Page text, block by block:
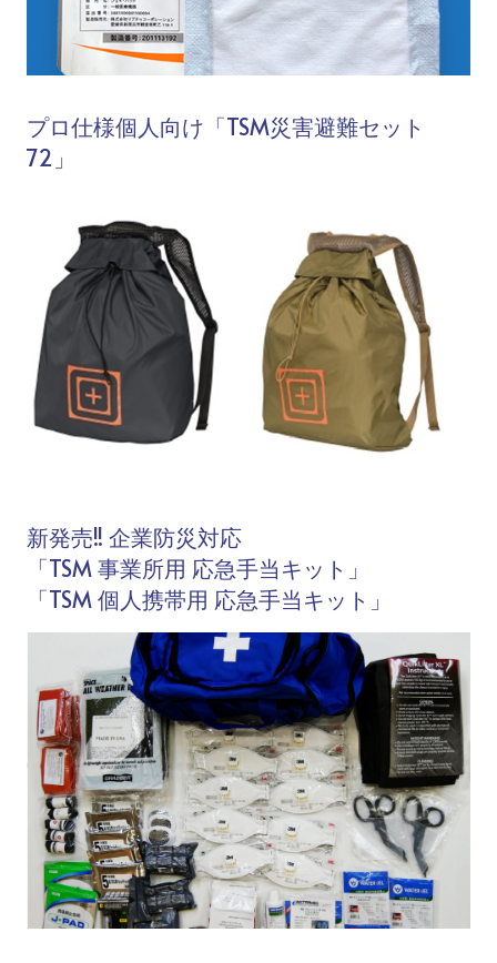
プロ仕様個人向け「TSM災害避難セット
72」
新発売!! 企業防災対応
「TSM 事業所用 応急手当キット」
「TSM 個人携帯用 応急手当キット」